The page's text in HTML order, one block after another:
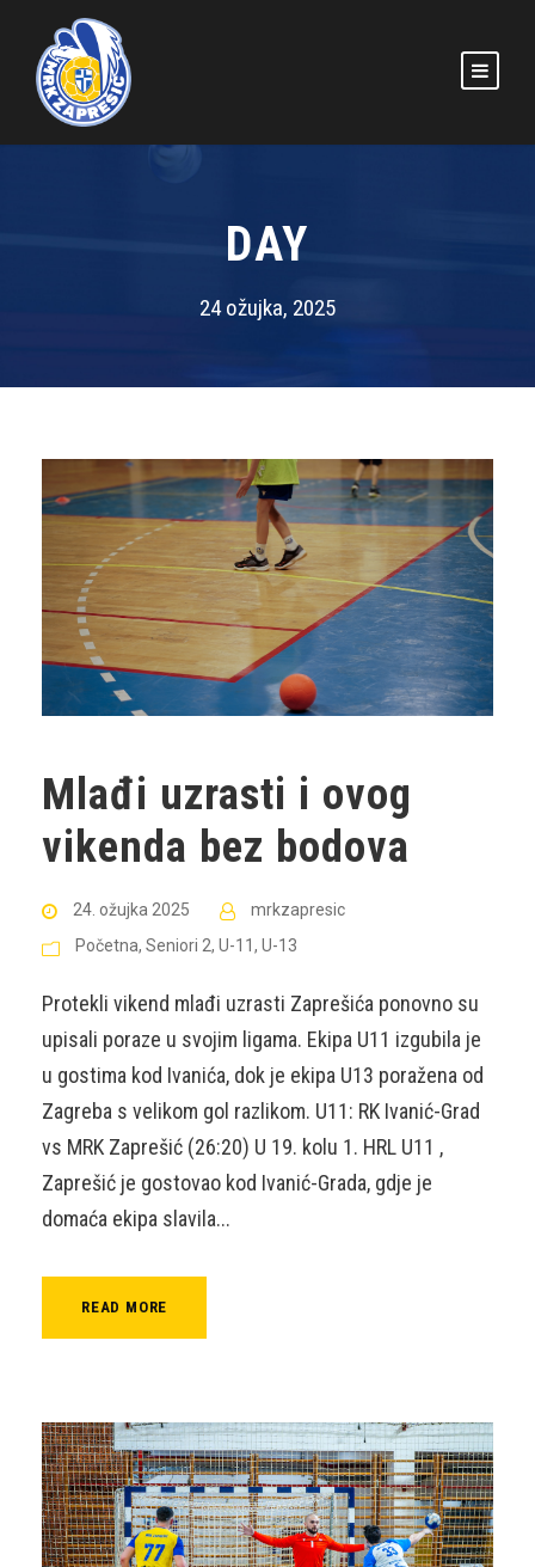
DAY
24 ožujka, 2025
Mlađi uzrasti i ovog
vikenda bez bodova
24. ožujka 2025
mrkzapresic
Početna, Seniori 2, U-11 , U-13
Protekli vikend mlađi uzrasti Zaprešića ponovno su
upisali poraze u svojim ligama. Ekipa U11 izgubila je
u gostima kod Ivanića, dok je ekipa U13 poražena od
Zagreba s velikom gol razlikom. U11: RK Ivanić-Grad
vs MRK Zaprešić (26:20) U 19. kolu 1. HRL U11 ,
Zaprešić je gostovao kod Ivanić-Grada, gdje je
domaća ekipa slavila...
READ MORE